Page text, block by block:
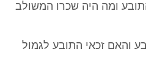
ומה היה שכרו המשולב
והאם זכאי התובע לגמול